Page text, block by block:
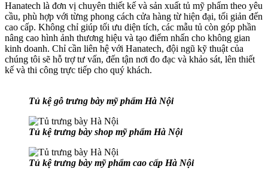
Hanatech là đơn vị chuyên thiết kế và sản xuất tủ mỹ phẩm theo yêu
cầu, phù hợp với từng phong cách cửa hàng từ hiện đại, tối giản đến
cao cấp. Không chỉ giúp tối ưu diện tích, các mẫu tủ còn góp phần
nâng cao hình ảnh thương hiệu và tạo điểm nhấn cho không gian
kinh doanh. Chỉ cần liên hệ với Hanatech, đội ngũ kỹ thuật của
chúng tôi sẽ hỗ trợ tư vấn, đến tận nơi đo đạc và khảo sát, lên thiết
kế và thi công trực tiếp cho quý khách.
Tủ kệ gỗ trưng bày mỹ phẩm Hà Nội
Tủ kệ trưng bày shop mỹ phẩm Hà Nội
Tủ kệ trưng bày mỹ phẩm cao cấp Hà Nội